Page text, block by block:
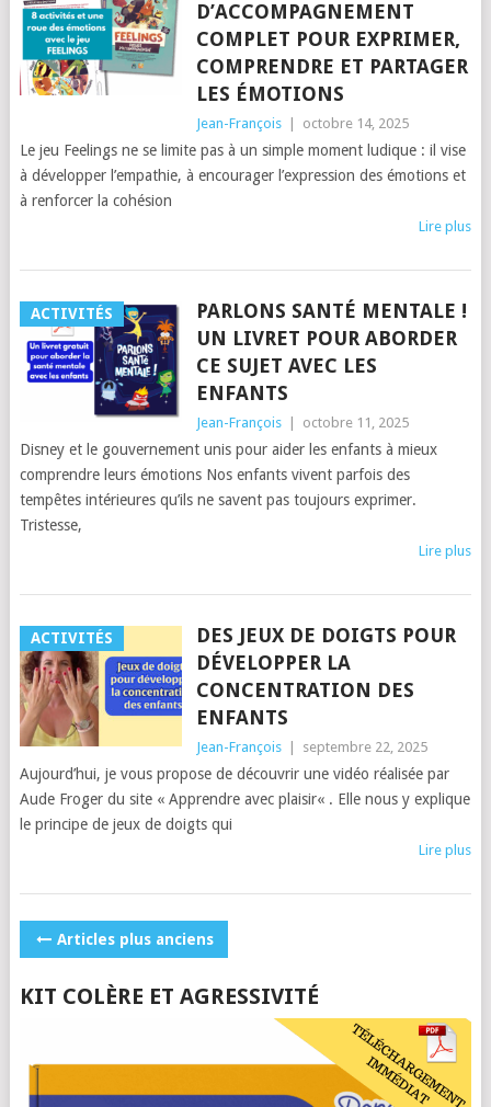
D’ACCOMPAGNEMENT
COMPLET POUR EXPRIMER,
COMPRENDRE ET PARTAGER
LES ÉMOTIONS
Jean-François octobre 14, 2025
Le jeu Feelings ne se limite pas à un simple moment ludique : il vise
à développer l’empathie, à encourager l’expression des émotions et
à renforcer la cohésion
Lire plus
ACTIVITÉS
PARLONS SANTÉ MENTALE !
UN LIVRET POUR ABORDER
CE SUJET AVEC LES
ENFANTS
Jean-François octobre 11, 2025
Disney et le gouvernement unis pour aider les enfants à mieux
comprendre leurs émotions Nos enfants vivent parfois des
tempêtes intérieures qu’ils ne savent pas toujours exprimer.
Tristesse,
Lire plus
ACTIVITÉS
DES JEUX DE DOIGTS POUR
DÉVELOPPER LA
CONCENTRATION DES
ENFANTS
Jean-François septembre 22, 2025
Aujourd’hui, je vous propose de découvrir une vidéo réalisée par
Aude Froger du site « Apprendre avec plaisir« . Elle nous y explique
le principe de jeux de doigts qui
Lire plus
POSTS
Articles plus anciens
KIT COLÈRE ET AGRESSIVITÉ